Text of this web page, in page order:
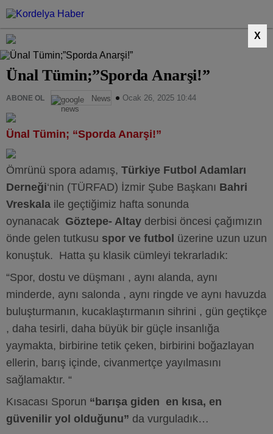
X
Ünal Tümin;”Sporda Anarşi!”
ABONE OL News Ocak 26, 2025 10:44
Ünal Tümin; “Sporda Anarşi!”
Ömrünü spora adamış, Türkiye Futbol Adamları
Derneği‘nin (TÜRFAD) İzmir Şube Başkanı Bahri
Vreskala ile geçtiğimiz hafta sonunda
oynanacak Göztepe- Altay derbisi öncesi çağımızın
önde gelen tutkusu spor ve futbol üzerine uzun uzun
konuştuk. Hatta şu klasik cümleyi tekrarladık:
“Spor, dostu ve düşmanı , aynı alanda, aynı
minderde, aynı salonda , aynı ringde ve aynı havuzda
buluşturmanın, kucaklaştırmanın sihrini , gün geçtikçe
, daha tesirli, daha büyük bir güçle insanlığa
yaymakta, birbirine tetik çeken, birbirini boğazlayan
ellerin, barış içinde, civanmertçe yayılmasını
sağlamaktır. “
Kısacası Sporun “barışa giden en kısa, en
güvenilir yol olduğunu” da vurguladık…